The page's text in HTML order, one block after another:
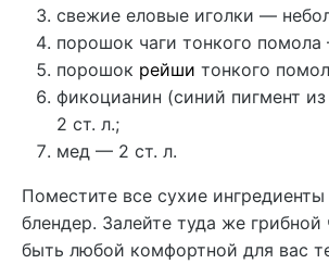
свежие еловые иголки —
порошок чаги тонкого помола
порошок рейши тонкого
фикоцианин (синий пигмент
2 ст. л.;
мед — 2 ст. л.
Поместите все сухие
блендер. Залейте туда же
быть любой комфортной для вас